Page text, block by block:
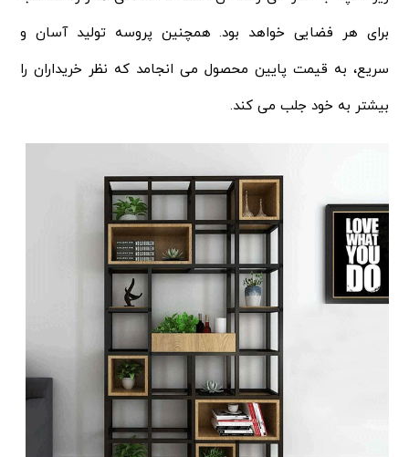
برای هر فضایی خواهد بود. همچنین پروسه تولید آسان و
سریع، به قیمت پایین محصول می انجامد که نظر خریداران را
بیشتر به خود جلب می کند.